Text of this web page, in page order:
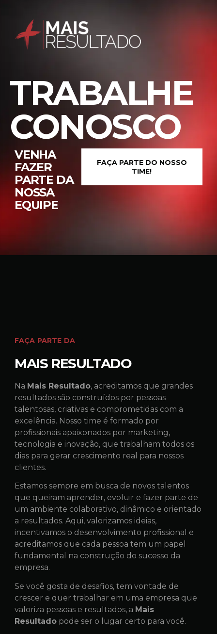
TRABALHE
CONOSCO
VENHA
FAZER
PARTE DA
NOSSA
EQUIPE
FAÇA PARTE DO NOSSO
TIME!
FAÇA PARTE DA
MAIS RESULTADO
Na Mais Resultado, acreditamos que grandes
resultados são construídos por pessoas
talentosas, criativas e comprometidas com a
excelência. Nosso time é formado por
profissionais apaixonados por marketing,
tecnologia e inovação, que trabalham todos os
dias para gerar crescimento real para nossos
clientes.
Estamos sempre em busca de novos talentos
que queiram aprender, evoluir e fazer parte de
um ambiente colaborativo, dinâmico e orientado
a resultados. Aqui, valorizamos ideias,
incentivamos o desenvolvimento profissional e
acreditamos que cada pessoa tem um papel
fundamental na construção do sucesso da
empresa.
Se você gosta de desafios, tem vontade de
crescer e quer trabalhar em uma empresa que
valoriza pessoas e resultados, a Mais
Resultado pode ser o lugar certo para você.